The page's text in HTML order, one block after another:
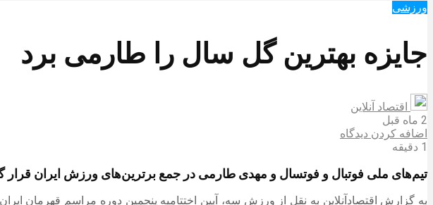
ورزشی
جایزه بهترین گل سال را طارمی برد
اقتصاد آنلاین
2 ماه قبل
اضافه کردن دیدگاه
1 دقیقه
تیم‌های ملی فوتبال و فوتسال و مهدی طارمی در جمع برترین‌های ورزش ایران قرار
به گزارش اقتصادآنلاین به نقل از ورزش سه، آیین اختتامیه پنجمین دوره مراسم